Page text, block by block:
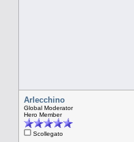
Arlecchino
Global Moderator
Hero Member
Scollegato